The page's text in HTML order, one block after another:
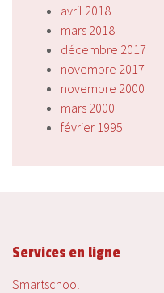
avril 2018
mars 2018
décembre 2017
novembre 2017
novembre 2000
mars 2000
février 1995
Services en ligne
Smartschool